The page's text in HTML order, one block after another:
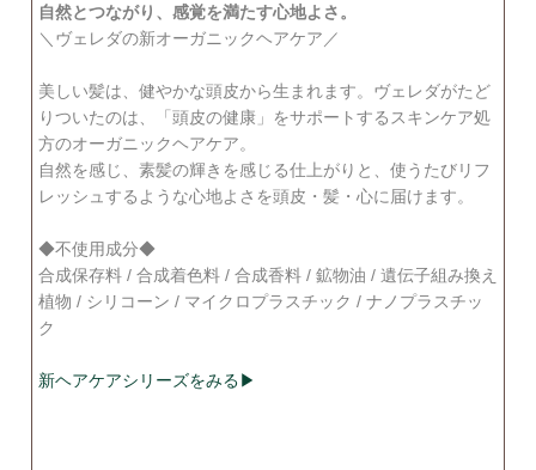
自然とつながり、感覚を満たす心地よさ。
＼ヴェレダの新オーガニックヘアケア／
美しい髪は、健やかな頭皮から生まれます。ヴェレダがたど
りついたのは、「頭皮の健康」をサポートするスキンケア処
方のオーガニックヘアケア。
自然を感じ、素髪の輝きを感じる仕上がりと、使うたびリフ
レッシュするような心地よさを頭皮・髪・心に届けます。
◆不使用成分◆
合成保存料 / 合成着色料 / 合成香料 / 鉱物油 / 遺伝子組み換え
植物 / シリコーン / マイクロプラスチック / ナノプラスチッ
ク
新ヘアケアシリーズをみる▶